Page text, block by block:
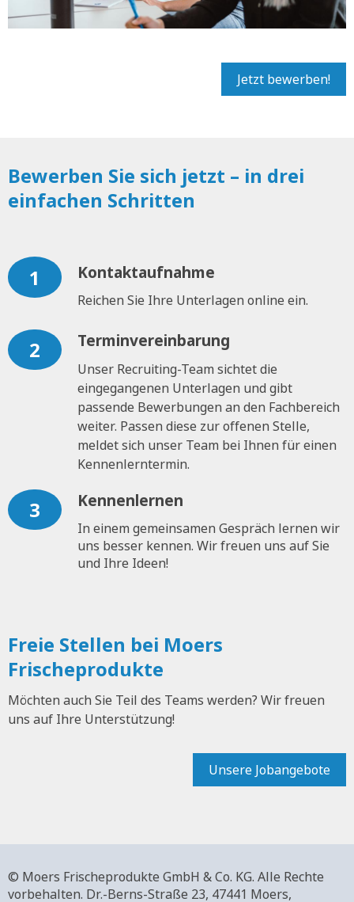
Jetzt bewerben!
Bewerben Sie sich jetzt – in drei
einfachen Schritten
1 Kontaktaufnahme
Reichen Sie Ihre Unterlagen online ein.
2 Terminvereinbarung
Unser Recruiting-Team sichtet die
eingegangenen Unterlagen und gibt
passende Bewerbungen an den Fachbereich
weiter. Passen diese zur offenen Stelle,
meldet sich unser Team bei Ihnen für einen
Kennenlerntermin.
3 Kennenlernen
In einem gemeinsamen Gespräch lernen wir
uns besser kennen. Wir freuen uns auf Sie
und Ihre Ideen!
Freie Stellen bei Moers
Frischeprodukte
Möchten auch Sie Teil des Teams werden? Wir freuen
uns auf Ihre Unterstützung!
Unsere Jobangebote
© Moers Frischeprodukte GmbH & Co. KG. Alle Rechte
vorbehalten. Dr.-Berns-Straße 23, 47441 Moers,